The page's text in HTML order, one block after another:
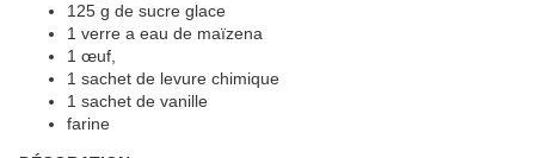
125 g de sucre glace
1 verre a eau de maïzena
1 œuf,
1 sachet de levure chimique
1 sachet de vanille
farine